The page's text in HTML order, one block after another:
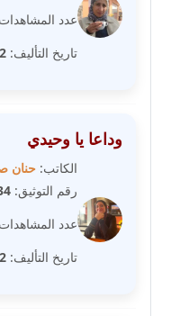
عاملة
مدونة شادي
مدونة شرف
عاملة
مدونة شريف
عدد
تاريخ التأليف:
وداعا يا وحيدي
الكاتب: حنان
رقم التوثيق:
عدد
تاريخ التأليف: